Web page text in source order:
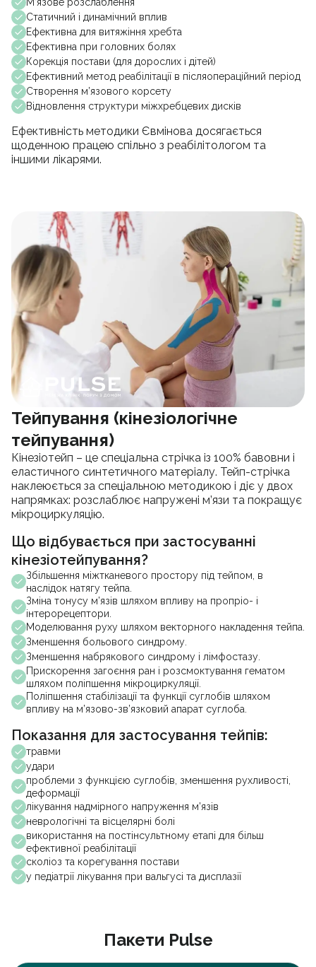
М’язове розслаблення
Статичний і динамічний вплив
Ефективна для витяжіння хребта
Ефективна при головних болях
Корекція постави (для дорослих і дітей)
Ефективний метод реабілітації в післяопераційний період
Створення м’язового корсету
Відновлення структури міжхребцевих дисків
Ефективність методики Євмінова досягається
щоденною працею спільно з реабілітологом та
іншими лікарями.
Тейпування (кінезіологічне
тейпування)
Кінезіотейп – це спеціальна стрічка із 100% бавовни і
еластичного синтетичного матеріалу. Тейп-стрічка
наклеюється за спеціальною методикою і діє у двох
напрямках: розслаблює напружені м’язи та покращує
мікроциркуляцію.
Що відбувається при застосуванні
кінезіотейпування?
Збільшення міжтканевого простору під тейпом, в
наслідок натягу тейпа.
Зміна тонусу м’язів шляхом впливу на пропріо- і
інтерорецептори.
Моделювання руху шляхом векторного накладення тейпа.
Зменшення больового синдрому.
Зменшення набрякового синдрому і лімфостазу.
Прискорення загоєння ран і розсмоктування гематом
шляхом поліпшення мікроциркуляції.
Поліпшення стабілізації та функції суглобів шляхом
впливу на м’язово-зв’язковий апарат суглоба.
Показання для застосування тейпів:
травми
удари
проблеми з функцією суглобів, зменшення рухливості,
деформації
лікування надмірного напруження м’язів
неврологічні та вісцелярні болі
використання на постінсультному етапі для більш
ефективної реабілітації
сколіоз та корегування постави
у педіатрії лікування при вальгусі та дисплазії
Пакети Pulse